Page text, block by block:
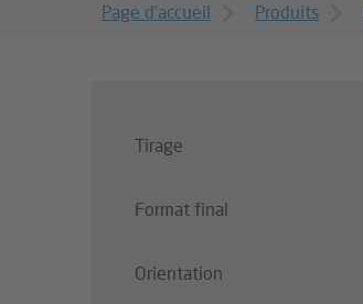
Page d’accueil Produits
Tirage
Format final
Orientation